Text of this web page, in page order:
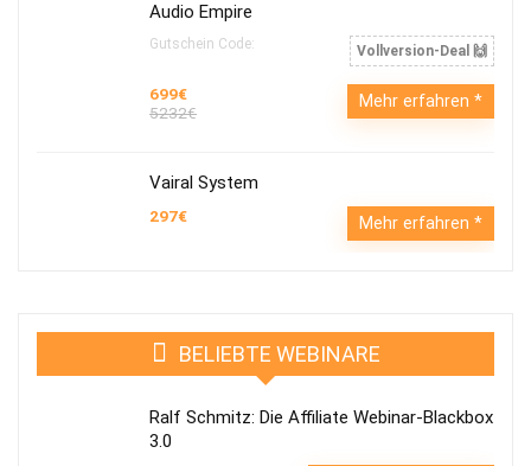
Audio Empire
Gutschein Code: Vollversion-Deal 🙌
699€
5232€
Mehr erfahren
Vairal System
297€ Mehr erfahren
BELIEBTE WEBINARE
Ralf Schmitz: Die Affiliate Webinar-Blackbox
3.0